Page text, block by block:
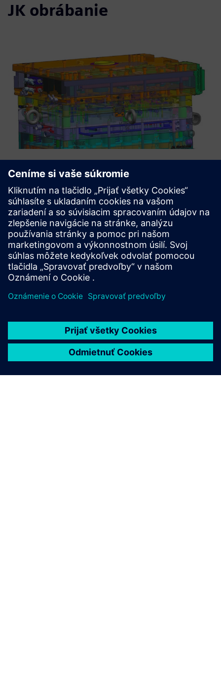
JK obrábanie
Automation helps a machine shop
thrive in a competitive marketplace
Spoločnosť: JK Machining
Priemysel: Automotive & transportation
Poloha: Kalamazoo, Michigan, United States
Softvér Siemens: NX